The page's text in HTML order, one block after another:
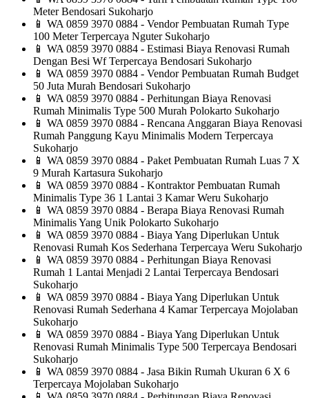
Meter Bendosari Sukoharjo
📱 WA 0859 3970 0884 - Vendor Pembuatan Rumah Type
100 Meter Terpercaya Nguter Sukoharjo
📱 WA 0859 3970 0884 - Estimasi Biaya Renovasi Rumah
Dengan Besi Wf Terpercaya Bendosari Sukoharjo
📱 WA 0859 3970 0884 - Vendor Pembuatan Rumah Budget
50 Juta Murah Bendosari Sukoharjo
📱 WA 0859 3970 0884 - Perhitungan Biaya Renovasi
Rumah Minimalis Type 500 Murah Polokarto Sukoharjo
📱 WA 0859 3970 0884 - Rencana Anggaran Biaya Renovasi
Rumah Panggung Kayu Minimalis Modern Terpercaya
Sukoharjo
📱 WA 0859 3970 0884 - Paket Pembuatan Rumah Luas 7 X
9 Murah Kartasura Sukoharjo
📱 WA 0859 3970 0884 - Kontraktor Pembuatan Rumah
Minimalis Type 36 1 Lantai 3 Kamar Weru Sukoharjo
📱 WA 0859 3970 0884 - Berapa Biaya Renovasi Rumah
Minimalis Yang Unik Polokarto Sukoharjo
📱 WA 0859 3970 0884 - Biaya Yang Diperlukan Untuk
Renovasi Rumah Kos Sederhana Terpercaya Weru Sukoharjo
📱 WA 0859 3970 0884 - Perhitungan Biaya Renovasi
Rumah 1 Lantai Menjadi 2 Lantai Terpercaya Bendosari
Sukoharjo
📱 WA 0859 3970 0884 - Biaya Yang Diperlukan Untuk
Renovasi Rumah Sederhana 4 Kamar Terpercaya Mojolaban
Sukoharjo
📱 WA 0859 3970 0884 - Biaya Yang Diperlukan Untuk
Renovasi Rumah Minimalis Type 500 Terpercaya Bendosari
Sukoharjo
📱 WA 0859 3970 0884 - Jasa Bikin Rumah Ukuran 6 X 6
Terpercaya Mojolaban Sukoharjo